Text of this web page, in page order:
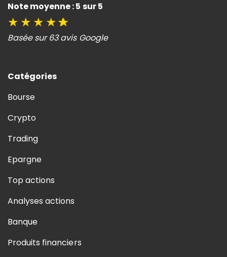
Note moyenne : 5 sur 5
★ ★ ★ ★★
Basée sur 63 avis Google
Catégories
Bourse
Crypto
Trading
Epargne
Top actions
Analyses actions
Banque
Produits financiers